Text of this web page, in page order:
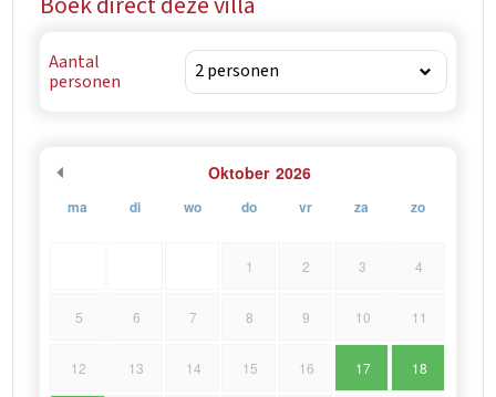
Aantal
personen
Oktober 2026
ma di wo do vr za zo
1 2 3 4
5 6 7 8 9 10 11
12 13 14 15 16 17 18